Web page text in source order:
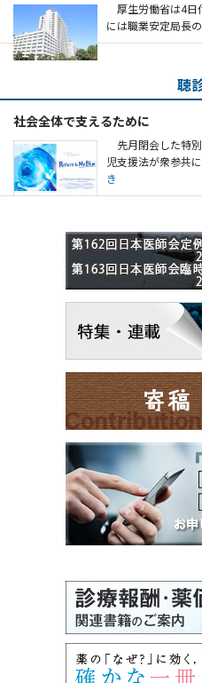
厚生労働省は4日
には職業安定局長
聴
社会全体で支えるために
先月閉会した特
児支援法が衆参共
き